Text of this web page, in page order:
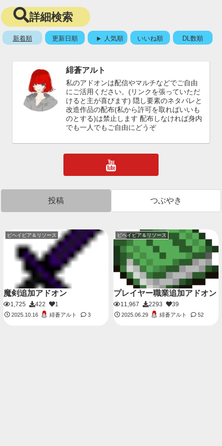
詳細検索
新着順 更新日順 人気順 いいね順 DL数順
緋蒼アルト
私のアドオンは配信やマルチなどでご自由
にご活用ください。(リンクを張っていただ
けると主が喜びます) 隠し要素のネタバレと
改造作品の配布(私から許可を取ればいいも
のとする)は禁止します 配布しなければ身内
でも一人でもご自由にどうぞ
投稿 つぶやき
ビヘイビア＆リソース
魔剣追加アドオン
1,725 422 1
2025.10.16 緋蒼アルト 3
ビヘイビア＆リソース
プレイヤー職業追加アドオン
11,967 2293 39
2025.06.29 緋蒼アルト 52